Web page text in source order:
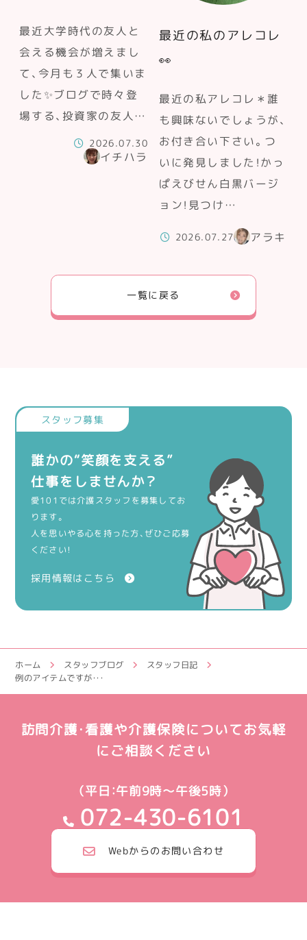
最近大学時代の友人と
会える機会が増えまし
て、今月も３人で集いま
した✨ブログで時々登
場する、投資家の友人…
2026.07.30
イチハラ
最近の私のアレコレ
👀
最近の私アレコレ＊誰
も興味ないでしょうが、
お付き合い下さい。つ
いに発見しました！かっ
ぱえびせん白黒バージ
ョン！見つけ…
2026.07.27 アラキ
一覧に戻る
誰かの“笑顔を支える”
仕事をしませんか？
愛101では介護スタッフを募集してお
ります。
人を思いやる心を持った方、ぜひご応募
ください！
採用情報はこちら
ホーム スタッフブログ
スタッフ日記
例のアイテムですが・・・
訪問介護・看護や介護保険についてお気軽
にご相談ください
（平日：午前9時～午後5時）
072-430-6101
Webからのお問い合わせ